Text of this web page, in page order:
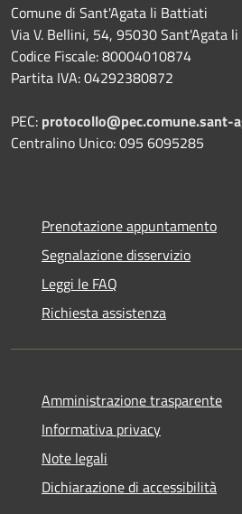
Comune di Sant'Agata li Battiati
Via V. Bellini, 54, 95030 Sant'Agata
Codice Fiscale: 80004010874
Partita IVA: 04292380872
PEC:
Centralino Unico: 095 6095285
Prenotazione appuntamento
Segnalazione disservizio
Leggi le FAQ
Richiesta assistenza
Amministrazione trasparente
Informativa privacy
Note legali
Dichiarazione di accessibilità